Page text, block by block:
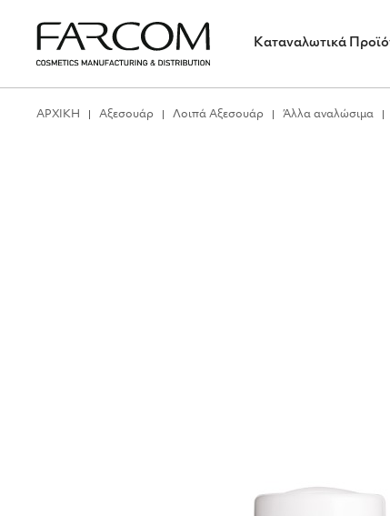
Καταναλωτικά
ΑΡΧΙΚΗ Αξεσουάρ Λοιπά Αξεσουάρ Άλλα αναλώσιμα